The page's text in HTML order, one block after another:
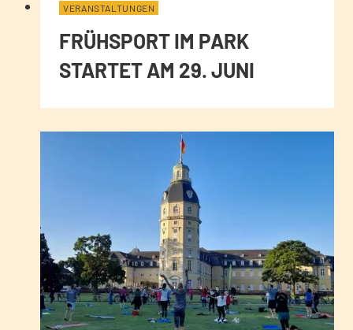
VERANSTALTUNGEN
FRÜHSPORT IM PARK
STARTET AM 29. JUNI